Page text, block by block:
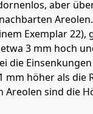
aber
Areolen.
Exemplar 22),
3 mm hoch
die
mm höher als die
Areolen sind die